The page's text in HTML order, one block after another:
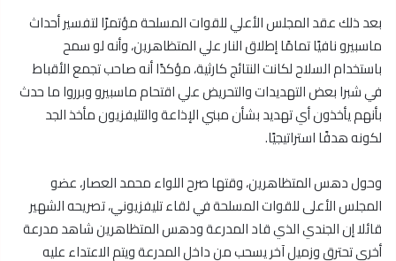
بعد ذلك عقد المجلس الأعلي للقوات المسلحة مؤتمرًا لتفسير أحداث
ماسبيرو نافيًا تمامًا إطلاق النار علي المتظاهرين، وأنه لو سمح
باستخدام السلاح لكانت النتائج كارثية، مؤكدًا أنه صاحب تجمع الأقباط
في شبرا بعض التهديدات والتحريض علي اقتحام ماسبيرو وبرروا ما حدث
بأنهم يأخذون أي تهديد بشأن مبني الإذاعة والتليفزيون مأخذ الجد
لكونه هدفًا استراتيجيًا.
وحول دهس المتظاهرين، وقتها صرح اللواء محمد العصار، عضو
المجلس الأعلى للقوات المسلحة في لقاء تليفزيوني، تصريحه الشهير
قائلا إن الجندي الذي قاد المدرعة ودهس المتظاهرين شاهد مدرعة
أخرى تحترق وزميل آخر يسحب من داخل المدرعة ويتم الاعتداء عليه